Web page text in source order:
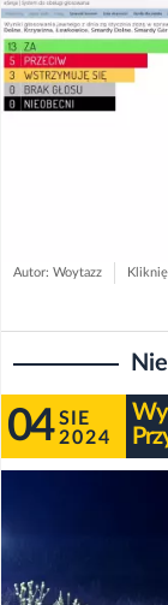
Autor: Woytazz
04 SIE
2024